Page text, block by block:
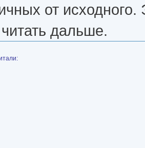
от исходного.
дальше.